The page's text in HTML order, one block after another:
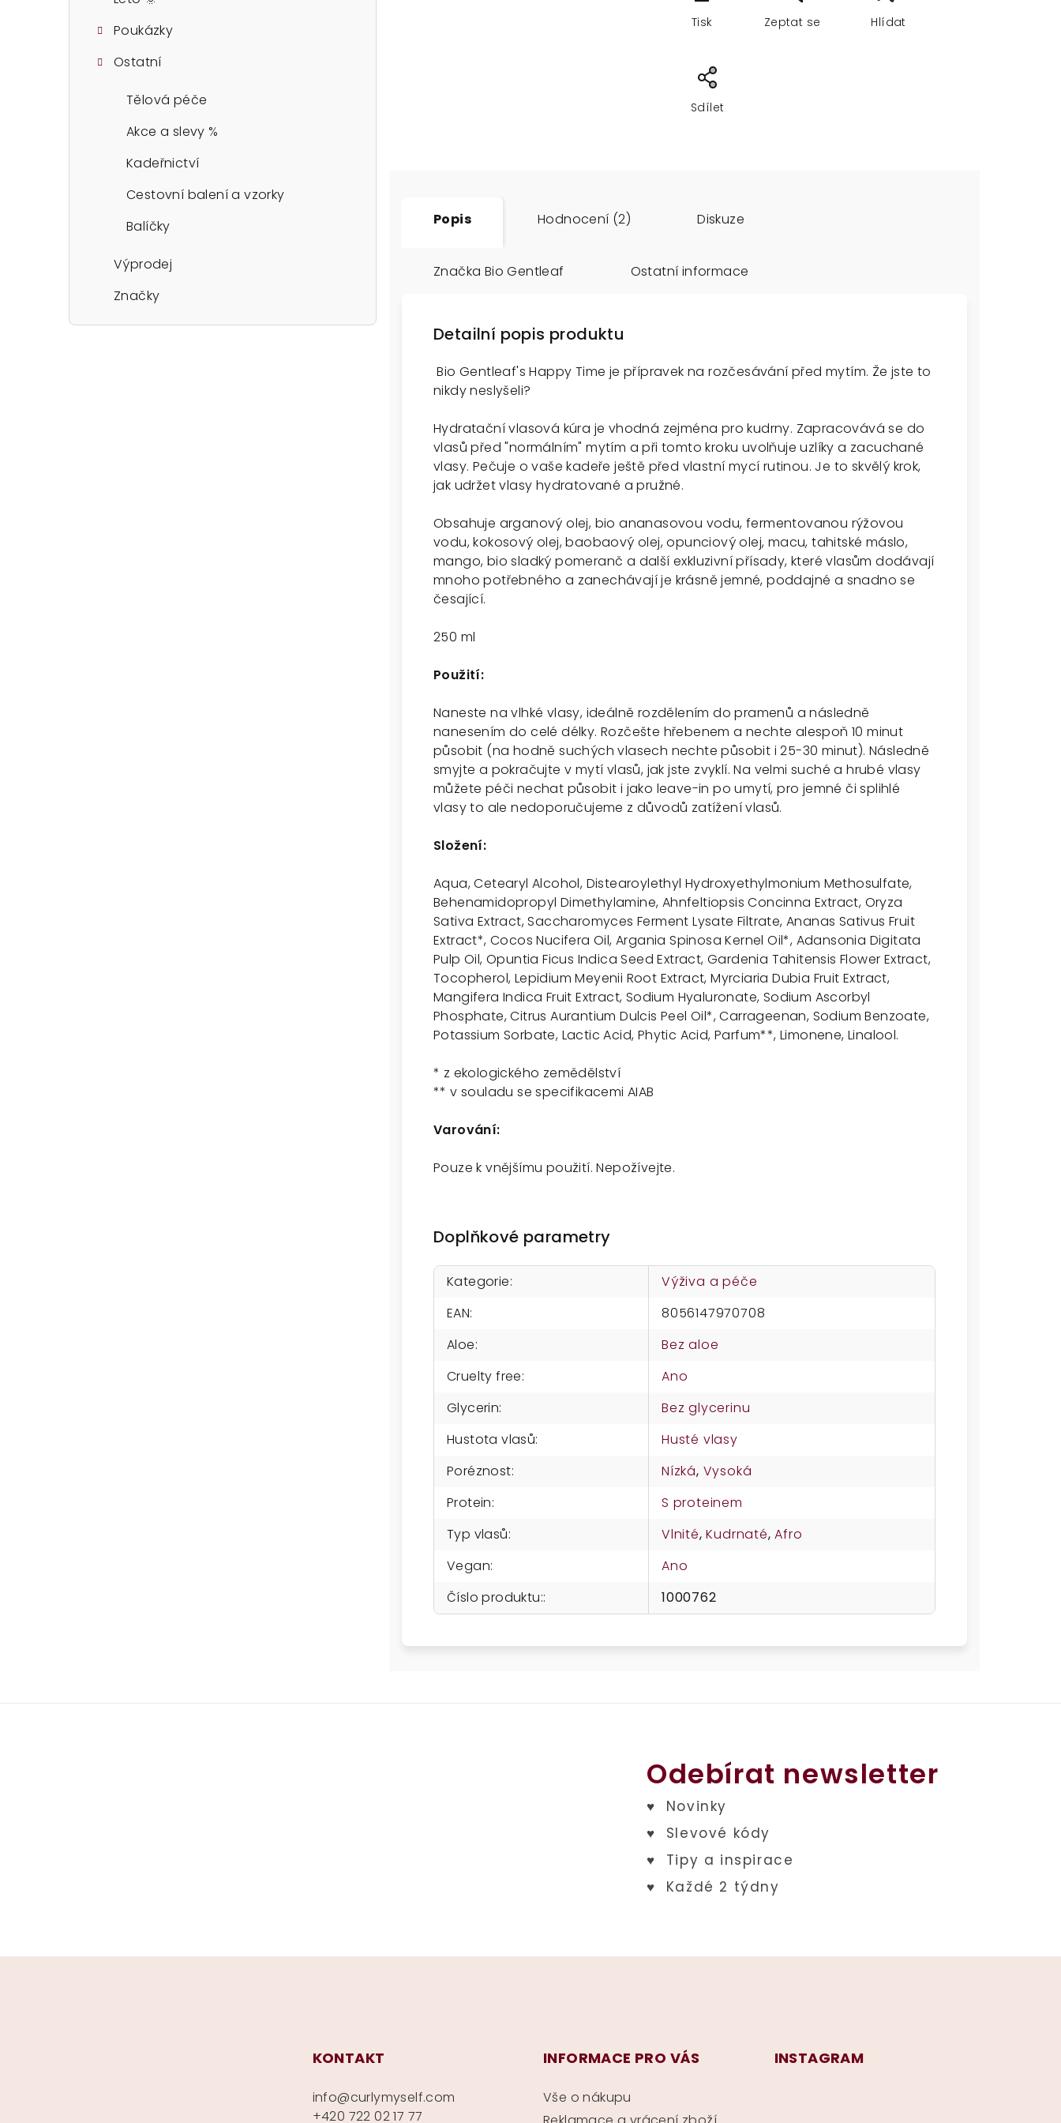
Poukázky
Ostatní
Tělová péče
Akce a slevy %
Kadeřnictví
Cestovní balení a vzorky
Balíčky
Výprodej
Značky
Tisk Zeptat se Hlídat
Sdílet
Popis Hodnocení (2) Diskuze
Značka Bio Gentleaf Ostatní informace
Detailní popis produktu
Bio Gentleaf's Happy Time je přípravek na rozčesávání před mytím. Že jste to
nikdy neslyšeli?
Hydratační vlasová kúra je vhodná zejména pro kudrny. Zapracovává se do
vlasů před "normálním" mytím a při tomto kroku uvolňuje uzlíky a zacuchané
vlasy. Pečuje o vaše kadeře ještě před vlastní mycí rutinou. Je to skvělý krok,
jak udržet vlasy hydratované a pružné.
Obsahuje arganový olej, bio ananasovou vodu, fermentovanou rýžovou
vodu, kokosový olej, baobaový olej, opunciový olej, macu, tahitské máslo,
mango, bio sladký pomeranč a další exkluzivní přísady, které vlasům dodávají
mnoho potřebného a zanechávají je krásně jemné, poddajné a snadno se
česající.
250 ml
Použití:
Naneste na vlhké vlasy, ideálně rozdělením do pramenů a následně
nanesením do celé délky. Rozčešte hřebenem a nechte alespoň 10 minut
působit (na hodně suchých vlasech nechte působit i 25-30 minut). Následně
smyjte a pokračujte v mytí vlasů, jak jste zvyklí. Na velmi suché a hrubé vlasy
můžete péči nechat působit i jako leave-in po umytí, pro jemné či splihlé
vlasy to ale nedoporučujeme z důvodů zatížení vlasů.
Složení:
Aqua, Cetearyl Alcohol, Distearoylethyl Hydroxyethylmonium Methosulfate,
Behenamidopropyl Dimethylamine, Ahnfeltiopsis Concinna Extract, Oryza
Sativa Extract, Saccharomyces Ferment Lysate Filtrate, Ananas Sativus Fruit
Extract*, Cocos Nucifera Oil, Argania Spinosa Kernel Oil*, Adansonia Digitata
Pulp Oil, Opuntia Ficus Indica Seed Extract, Gardenia Tahitensis Flower Extract,
Tocopherol, Lepidium Meyenii Root Extract, Myrciaria Dubia Fruit Extract,
Mangifera Indica Fruit Extract, Sodium Hyaluronate, Sodium Ascorbyl
Phosphate, Citrus Aurantium Dulcis Peel Oil*, Carrageenan, Sodium Benzoate,
Potassium Sorbate, Lactic Acid, Phytic Acid, Parfum**, Limonene, Linalool.
* z ekologického zemědělství
** v souladu se specifikacemi AIAB
Varování:
Pouze k vnějšímu použití. Nepožívejte.
Doplňkové parametry
Kategorie:
Výživa a péče
EAN:
8056147970708
Aloe:
Bez aloe
Cruelty free:
Ano
Glycerin:
Bez glycerinu
Hustota vlasů:
Husté vlasy
Poréznost: Nízká, Vysoká
Protein:
S proteinem
Typ vlasů: Vlnité,Kudrnaté,Afro
Vegan:
Ano
Číslo produktu:: 1000762
Odebírat newsletter
KONTAKT
info@curlymyself.com
+420 722 02 17 77
INFORMACE PRO VÁS
Vše o nákupu
INSTAGRAM